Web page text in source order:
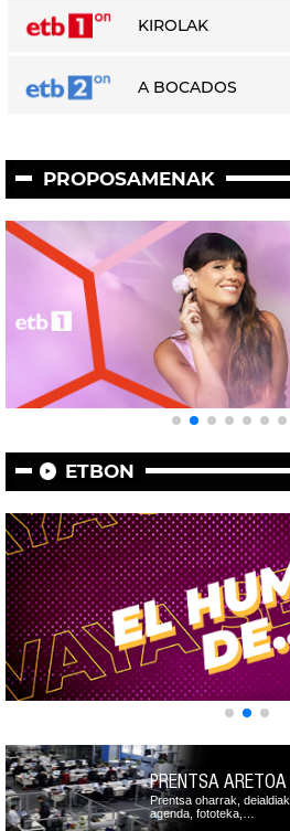
KIROLAK
A BOCADOS
PROPOSAMENAK
ETBON
PRENTSA ARETOA
Prentsa oharrak, deialdiak,
agenda, fototeka,…